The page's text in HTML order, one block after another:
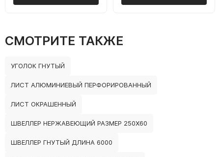
СМОТРИТЕ ТАКЖЕ
УГОЛОК ГНУТЫЙ
ЛИСТ АЛЮМИНИЕВЫЙ ПЕРФОРИРОВАННЫЙ
ЛИСТ ОКРАШЕННЫЙ
ШВЕЛЛЕР НЕРЖАВЕЮЩИЙ РАЗМЕР 250Х60
ШВЕЛЛЕР ГНУТЫЙ ДЛИНА 6000